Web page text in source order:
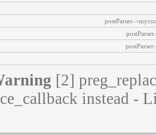
postParser-
[2]
instead -